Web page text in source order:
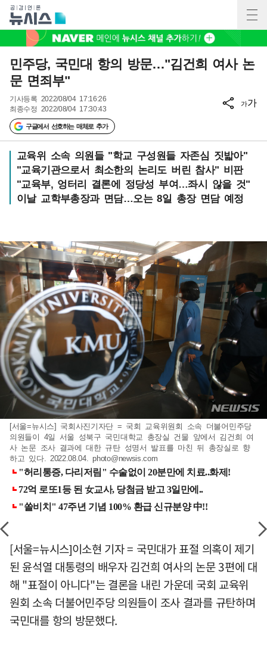
민주당, 국민대 항의 방문…"김건희 여사 논
문 면죄부"
기사등록 2022/08/04 17:16:26
최종수정 2022/08/04 17:30:43
구글에서 선호하는 매체로 추가
가가
교육위 소속 의원들 "학교 구성원들 자존심 짓밟아"
"교육기관으로서 최소한의 논리도 버린 참사" 비판
"교육부, 엉터리 결론에 정당성 부여…좌시 않을 것"
이날 교학부총장과 면담…오는 8일 총장 면담 예정
[서울=뉴시스] 국회사진기자단 = 국회 교육위원회 소속 더불어민주당
의원들이 4일 서울 성북구 국민대학교 총장실 건물 앞에서 김건희 여
사 논문 조사 결과에 대한 규탄 성명서 발표를 마친 뒤 총장실로 향
하고 있다. 2022.08.04.photo@newsis.com
[서울=뉴시스]이소현 기자 = 국민대가 표절 의혹이 제기
된 윤석열 대통령의 배우자 김건희 여사의 논문 3편에 대
해 "표절이 아니다"는 결론을 내린 가운데 국회 교육위
원회 소속 더불어민주당 의원들이 조사 결과를 규탄하며
국민대를 항의 방문했다.